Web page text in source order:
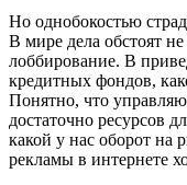
Но однобокостью
В мире дела обстоят
лоббирование. В
кредитных фондов,
Понятно, что
достаточно ресурсов
какой у нас оборот
рекламы в интернете